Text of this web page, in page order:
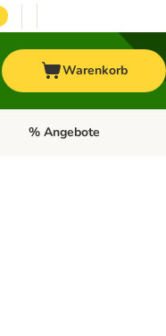
Warenkorb
Kategorie-Menü öffnen:
% Angebote